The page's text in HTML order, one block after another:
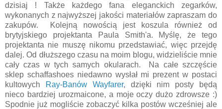
dzisiaj ! Także każdego fana eleganckich zegarków,
wykonanych z najwyższej jakości materiałów zapraszam do
zakupów. Kolejną nowością jest koszula również od
brytyjskiego projektanta Paula Smith'a. Myślę, że tego
projektanta nie muszę nikomu przedstawiać, więc przejdę
dalej. Od dłuższego czasu na moim blogu, widzieliście mnie
cały czas w tych samych okularach. Na całe szczęście
sklep schaffashoes niedawno wysłał mi prezent w postaci
kultowych
Ray-Banów Wayfarer, dzięki nim posty będą
nieco bardziej urozmaicone, a moje oczy dużo zdrowsze :)
Spodnie już mogliście zobaczyć kilka postów wcześniej ale